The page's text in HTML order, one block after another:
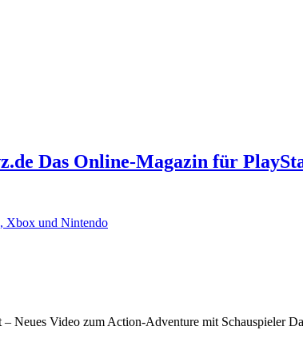
Das Online-Magazin für
Xbox und Nintendo
Neues Video zum Action-Adventure mit Schauspieler